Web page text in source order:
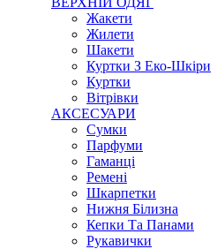
Жакети
Жилети
Шакети
Куртки З Еко-Шкіри
Куртки
Вітрівки
АКСЕСУАРИ
Сумки
Парфуми
Гаманці
Ремені
Шкарпетки
Нижня Білизна
Кепки Та Панами
Рукавички